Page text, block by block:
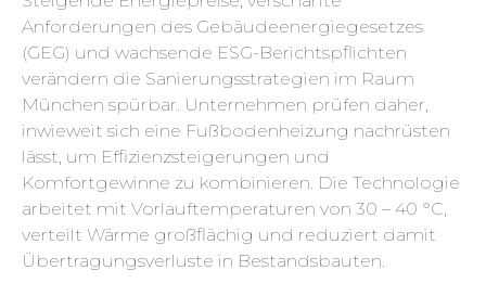
Anforderungen des Gebäudeenergiegesetzes
(GEG) und wachsende ESG-Berichtspflichten
verändern die Sanierungsstrategien im Raum
München spürbar. Unternehmen prüfen daher,
inwieweit sich eine Fußbodenheizung nachrüsten
lässt, um Effizienzsteigerungen und
Komfortgewinne zu kombinieren. Die Technologie
arbeitet mit Vorlauftemperaturen von 30 – 40 °C,
verteilt Wärme großflächig und reduziert damit
Übertragungsverluste in Bestandsbauten.